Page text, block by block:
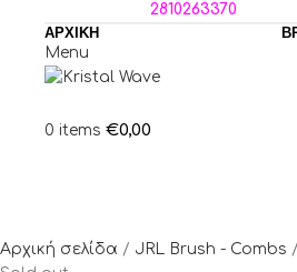
2810263370
ΑΡΧΙΚΗ
Menu
0 items €0,00
Αρχική σελίδα JRL Brush - Combs